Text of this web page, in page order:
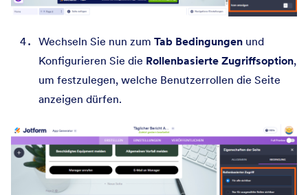
Wechseln Sie nun zum Tab Bedingungen und
Konfigurieren Sie die Rollenbasierte Zugriffsoption,
um festzulegen, welche Benutzerrollen die Seite
anzeigen dürfen.